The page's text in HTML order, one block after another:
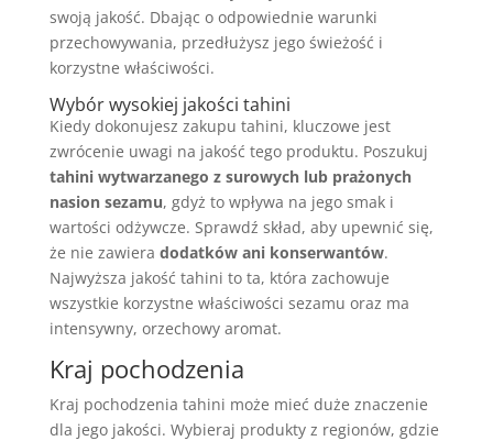
swoją jakość. Dbając o odpowiednie warunki
przechowywania, przedłużysz jego świeżość i
korzystne właściwości.
Wybór wysokiej jakości tahini
Kiedy dokonujesz zakupu tahini, kluczowe jest
zwrócenie uwagi na jakość tego produktu. Poszukuj
tahini wytwarzanego z surowych lub prażonych
nasion sezamu, gdyż to wpływa na jego smak i
wartości odżywcze. Sprawdź skład, aby upewnić się,
że nie zawiera dodatków ani konserwantów.
Najwyższa jakość tahini to ta, która zachowuje
wszystkie korzystne właściwości sezamu oraz ma
intensywny, orzechowy aromat.
Kraj pochodzenia
Kraj pochodzenia tahini może mieć duże znaczenie
dla jego jakości. Wybieraj produkty z regionów, gdzie